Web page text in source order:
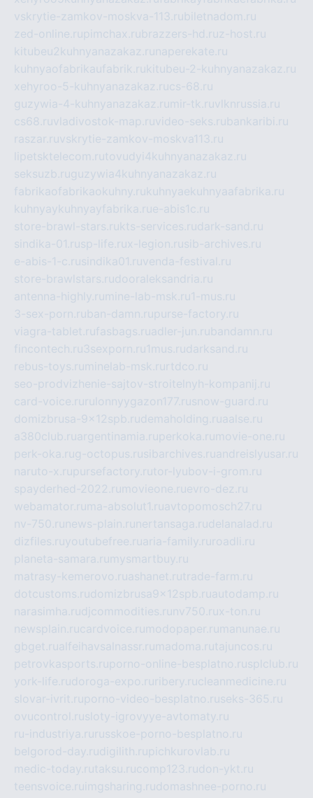
vskrytie-zamkov-moskva-113.rubiletnadom.ru
zed-online.rupimchax.rubrazzers-hd.ruz-host.ru
kitubeu2kuhnyanazakaz.ru naperekate.ru
kuhnyaofabrikaufabrik.rukitubeu-2-kuhnyanazakaz.ru
xehyroo-5-kuhnyanazakaz.rucs-68.ru
guzywia-4-kuhnyanazakaz.ru mir-tk.ruvlknrussia.ru
cs68.ruvladivostok-map.ruvideo-seks.rubankaribi.ru
raszar.ruvskrytie-zamkov-moskva113.ru
lipetsktelecom.rutovudyi4kuhnyanazakaz.ru
seksuzb.ruguzywia4kuhnyanazakaz.ru
fabrikaofabrikaokuhny.rukuhnyaekuhnyaafabrika.ru
kuhnyaykuhnyayfabrika.rue-abis1c.ru
store-brawl-stars.rukts-services.rudark-sand.ru
sindika-01.rusp-life.rux-legion.rusib-archives.ru
e-abis-1-c.rusindika01.ruvenda-festival.ru
store-brawlstars.rudooraleksandria.ru
antenna-highly.ru mine-lab-msk.ru1-mus.ru
3-sex-porn.ruban-damn.rupurse-factory.ru
viagra-tablet.rufasbags.ruadler-jun.rubandamn.ru
fincontech.ru3sexporn.ru1mus.rudarksand.ru
rebus-toys.ru minelab-msk.ru rtdco.ru
seo-prodvizhenie-sajtov-stroitelnyh-kompanij.ru
card-voice.ru rulonnyygazon177.rusnow-guard.ru
domizbrusa-9x12spb.rudemaholding.ruaalse.ru
a380club.ruargentinamia.ruperkoka.ru movie-one.ru
perk-oka.rug-octopus.rusibarchives.ruandreislyusar.ru
naruto-x.rupursefactory.rutor-lyubov-i-grom.ru
spayderhed-2022.ru movieone.ruevro-dez.ru
webamator.ru ma-absolut1.ruavtopomosch27.ru
nv-750.ru news-plain.ru nertansaga.rudelanalad.ru
dizfiles.ruyoutubefree.ruaria-family.ru roadli.ru
planeta-samara.ru mysmartbuy.ru
matrasy-kemerovo.ruashanet.rutrade-farm.ru
dotcustoms.rudomizbrusa9x12spb.ruautodamp.ru
narasimha.rudjcommodities.ru nv750.rux-ton.ru
newsplain.rucardvoice.ru modopaper.ru manunae.ru
gbget.rualfeihavsalnassr.ru madoma.rutajuncos.ru
petrovkasports.ruporno-online-besplatno.rusplclub.ru
york-life.rudoroga-expo.ru ribery.rucleanmedicine.ru
slovar-ivrit.ruporno-video-besplatno.ruseks-365.ru
ovucontrol.rusloty-igrovyye-avtomaty.ru
ru-industriya.ru russkoe-porno-besplatno.ru
belgorod-day.rudigilith.rupichkurovlab.ru
medic-today.rutaksu.rucomp123.rudon-ykt.ru
teensvoice.ru imgsharing.rudomashnee-porno.ru